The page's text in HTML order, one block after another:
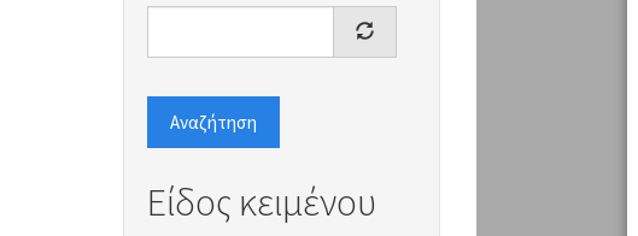
Αναζήτηση
Είδος κειμένου